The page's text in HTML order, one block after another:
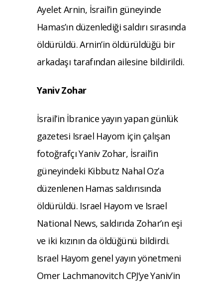
Ayelet Arnin, İsrail’in güneyinde
Hamas’ın düzenlediği saldırı sırasında
öldürüldü. Arnin’in öldürüldüğü bir
arkadaşı tarafından ailesine bildirildi.
Yaniv Zohar
İsrail’in İbranice yayın yapan günlük
gazetesi Israel Hayom için çalışan
fotoğrafçı Yaniv Zohar, İsrail’in
güneyindeki Kibbutz Nahal Oz’a
düzenlenen Hamas saldırısında
öldürüldü. Israel Hayom ve Israel
National News, saldırıda Zohar’ın eşi
ve iki kızının da öldüğünü bildirdi.
Israel Hayom genel yayın yönetmeni
Omer Lachmanovitch CPJ’ye Yaniv’in